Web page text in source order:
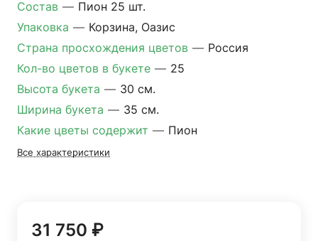
Состав — Пион 25 шт.
Упаковка — Корзина, Оазис
Страна просхождения цветов — Россия
Кол-во цветов в букете — 25
Высота букета — 30 см.
Ширина букета — 35 см.
Какие цветы содержит — Пион
Все характеристики
31 750 ₽